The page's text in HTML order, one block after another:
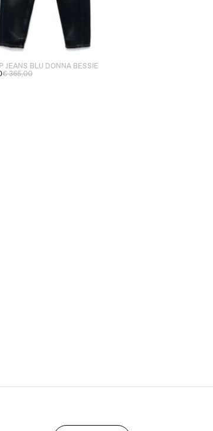
JEANS BLU DONNA BESSIE
€ 365,00